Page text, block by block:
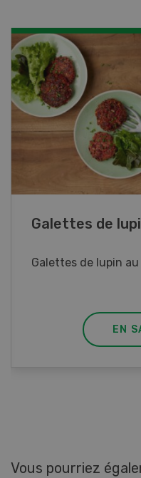
Rouleaux de
Rouleaux de
EN
Vous pourriez